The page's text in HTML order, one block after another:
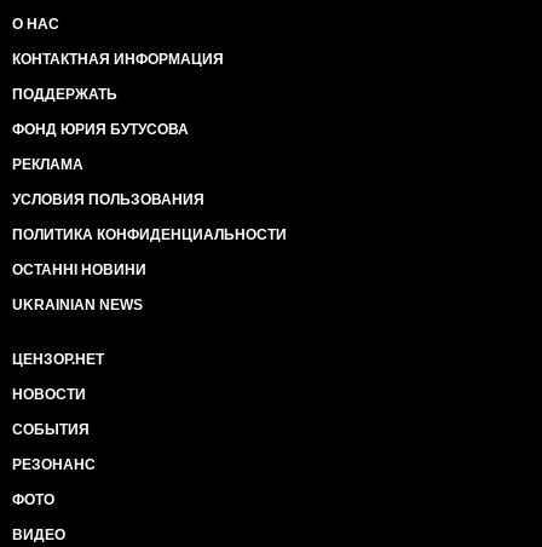
О НАС
КОНТАКТНАЯ ИНФОРМАЦИЯ
ПОДДЕРЖАТЬ
ФОНД ЮРИЯ БУТУСОВА
РЕКЛАМА
УСЛОВИЯ ПОЛЬЗОВАНИЯ
ПОЛИТИКА КОНФИДЕНЦИАЛЬНОСТИ
ОСТАННІ НОВИНИ
UKRAINIAN NEWS
ЦЕНЗОР.НЕТ
НОВОСТИ
СОБЫТИЯ
РЕЗОНАНС
ФОТО
ВИДЕО